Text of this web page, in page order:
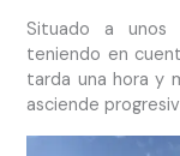
Situado a unos
teniendo en
tarda una hora y
asciende